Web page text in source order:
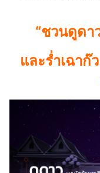
“ชวนดูดา
และร่ำเฉาก๊